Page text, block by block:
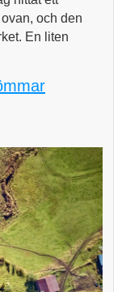
och den
En liten